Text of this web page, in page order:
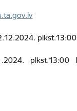
plkst.13:00